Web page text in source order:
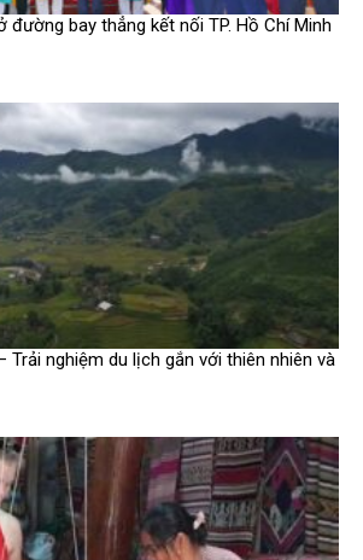
đường bay thẳng kết nối TP. Hồ Chí Minh
Trải nghiệm du lịch gắn với thiên nhiên và